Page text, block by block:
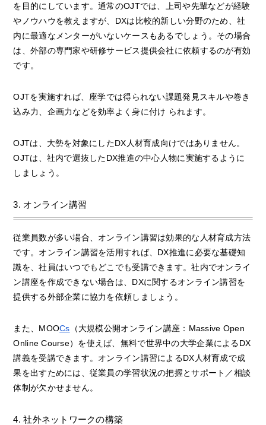
を目的にしています。通常のOJTでは、上司や先輩などが経験
やノウハウを教えますが、DXは比較的新しい分野のため、社
内に最適なメンターがいないケースもあるでしょう。その場合
は、外部の専門家や研修サービス提供会社に依頼するのが有効
です。
OJTを実施すれば、座学では得られない課題発見スキルや巻き
込み力、企画力などを効率よく身に付け られます。
OJTは、大勢を対象にしたDX人材育成向けではありません。
OJTは、社内で選抜したDX推進の中心人物に実施するように
しましょう。
3. オンライン講習
従業員数が多い場合、オンライン講習は効果的な人材育成方法
です。オンライン講習を活用すれば、DX推進に必要な基礎知
識を、社員はいつでもどこでも受講できます。社内でオンライ
ン講座を作成できない場合は、DXに関するオンライン講習を
提供する外部企業に協力を依頼しましょう。
また、MOOCs （大規模公開オンライン講座：Massive Open
Online Course）を使えば、無料で世界中の大学企業によるDX
講義を受講できます。オンライン講習によるDX人材育成で成
果を出すためには、従業員の学習状況の把握とサポート／相談
体制が欠かせません。
4. 社外ネットワークの構築